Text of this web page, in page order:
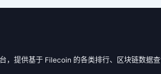
提供基于 Filecoin 的各类排行、区块链数据查